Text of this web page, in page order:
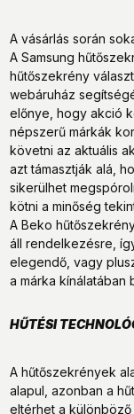
A vásárlás során
A Samsung
hűtőszekrény
webáruház
előnye, hogy akció
népszerű márkák
követni az aktuális
azt támasztják alá,
sikerülhet
kötni a minőség
A Beko
áll rendelkezésre,
elegendő, vagy
a márka kínálatában
HŰTÉSI
A hűtőszekrények
alapul, azonban a
eltérhet a